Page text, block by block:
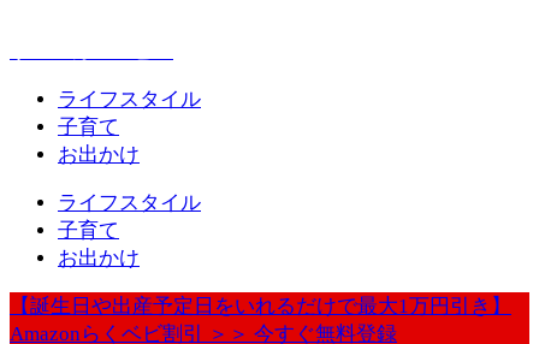
ライフスタイル
子育て
お出かけ
ライフスタイル
子育て
お出かけ
【誕生日や出産予定日をいれるだけで最大1万円引き】
Amazonらくベビ割引 ＞＞ 今すぐ無料登録